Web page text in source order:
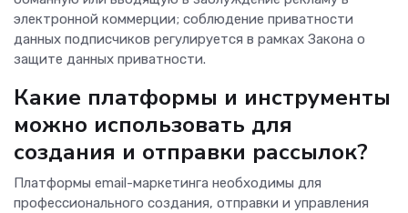
электронной коммерции; соблюдение приватности
данных подписчиков регулируется в рамках Закона о
защите данных приватности.
Какие платформы и инструменты
можно использовать для
создания и отправки рассылок?
Платформы email-маркетинга необходимы для
профессионального создания, отправки и управления